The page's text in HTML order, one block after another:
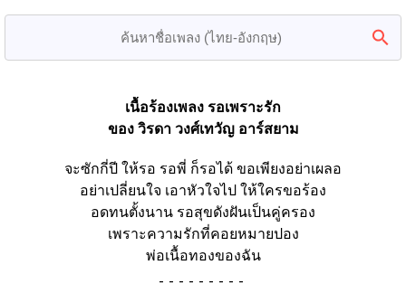
เนื้อร้องเพลง รอเพราะรัก
ของ วิรดา วงศ์เทวัญ อาร์สยาม
จะซักกี่ปี ให้รอ รอพี่ ก็รอได้ ขอเพียงอย่าเผลอ
อย่าเปลี่ยนใจ เอาหัวใจไป ให้ใครขอร้อง
อดทนตั้งนาน รอสุขดังฝันเป็นคู่ครอง
เพราะความรักที่คอยหมายปอง
พ่อเนื้อทองของฉัน